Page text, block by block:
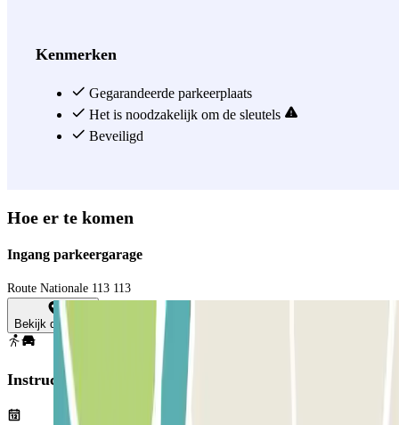
Kenmerken
Gegarandeerde parkeerplaats
Het is noodzakelijk om de sleutels
Beveiligd
Hoe er te komen
Ingang parkeergarage
Route Nationale 113 113
Bekijk de kaart
Instructies